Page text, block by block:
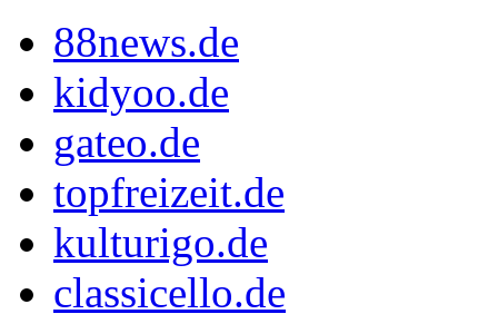
88news.de
kidyoo.de
gateo.de
topfreizeit.de
kulturigo.de
classicello.de